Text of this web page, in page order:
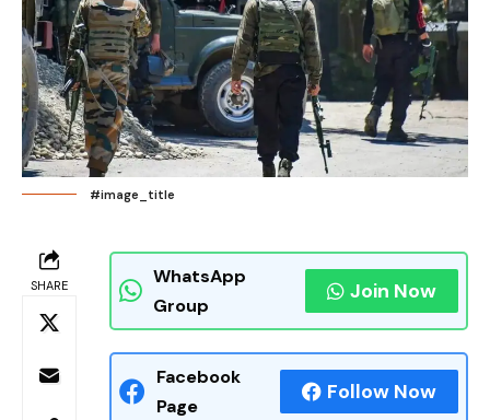
#image_title
SHARE
WhatsApp
Group
Join Now
Facebook
Page
Follow Now